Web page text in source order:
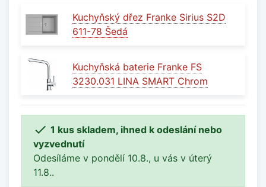
Kuchyňský dřez Franke Sirius S2D
611-78 Šedá
Kuchyňská baterie Franke FS
3230.031 LINA SMART Chrom
 1 kus skladem, ihned k odeslání nebo
vyzvednutí
Odesíláme v pondělí 10.8., u vás v úterý
11.8..